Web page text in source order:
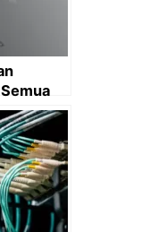
Ada di